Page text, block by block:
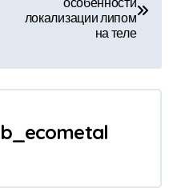
локализации липом
на теле